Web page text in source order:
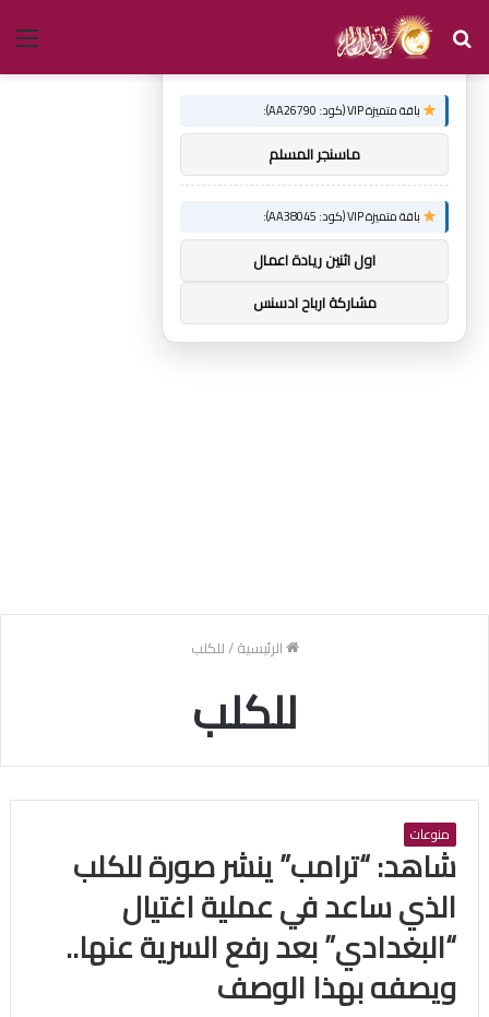
بحث
عن
الرئيسية/للكلب
للكلب
منوعات
شاهد: “ترامب” ينشر صورة للكلب
الذي ساعد في عملية اغتيال
“البغدادي” بعد رفع السرية عنها..
ويصفه بهذا الوصف
توصيات :
باقة متميزة VIP (كود: AA26790):
ماسنجر المسلم
باقة متميزة VIP (كود: AA38045):
اول اثنين ريادة اعمال
مشاركة ارباح ادسنس